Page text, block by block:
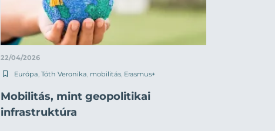
22/04/2026
Európa, Tóth Veronika, mobilitás, Erasmus+
Mobilitás, mint geopolitikai
infrastruktúra